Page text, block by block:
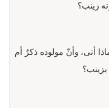
زينب؟
أتى، وأنّ مولوده ذكرٌ أم